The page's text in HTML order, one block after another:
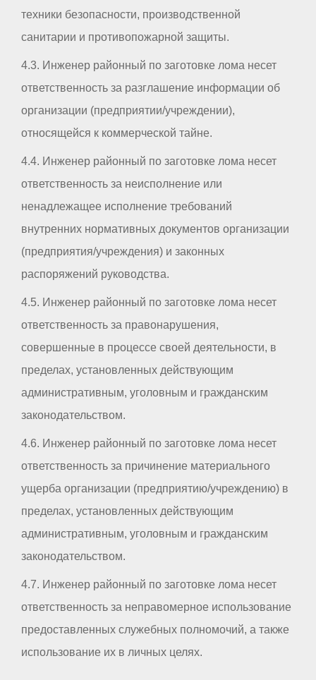
техники безопасности, производственной
санитарии и противопожарной защиты.
4.3. Инженер районный по заготовке лома несет
ответственность за разглашение информации об
организации (предприятии/учреждении),
относящейся к коммерческой тайне.
4.4. Инженер районный по заготовке лома несет
ответственность за неисполнение или
ненадлежащее исполнение требований
внутренних нормативных документов организации
(предприятия/учреждения) и законных
распоряжений руководства.
4.5. Инженер районный по заготовке лома несет
ответственность за правонарушения,
совершенные в процессе своей деятельности, в
пределах, установленных действующим
административным, уголовным и гражданским
законодательством.
4.6. Инженер районный по заготовке лома несет
ответственность за причинение материального
ущерба организации (предприятию/учреждению) в
пределах, установленных действующим
административным, уголовным и гражданским
законодательством.
4.7. Инженер районный по заготовке лома несет
ответственность за неправомерное использование
предоставленных служебных полномочий, а также
использование их в личных целях.